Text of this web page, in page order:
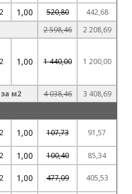
1,00 520,80
442,68
2 598,46
2 208,69
1,00 1 440,00 1 200,00
м2 4 038,46
3 408,69
1,00 107,73 91,57
1,00 100,40
85,34
1,00 477,09 405,53